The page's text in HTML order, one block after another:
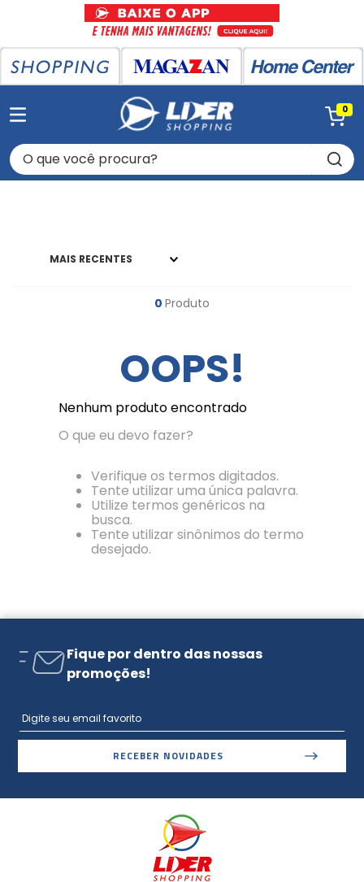
0
O que você procura?
MAIS RECENTES
0 Produto
OOPS!
Nenhum produto encontrado
O que eu devo fazer?
Verifique os termos digitados.
Tente utilizar uma única palavra.
Utilize termos genéricos na
busca.
Tente utilizar sinônimos do termo
desejado.
Fique por dentro das nossas
promoções!
RECEBER NOVIDADES